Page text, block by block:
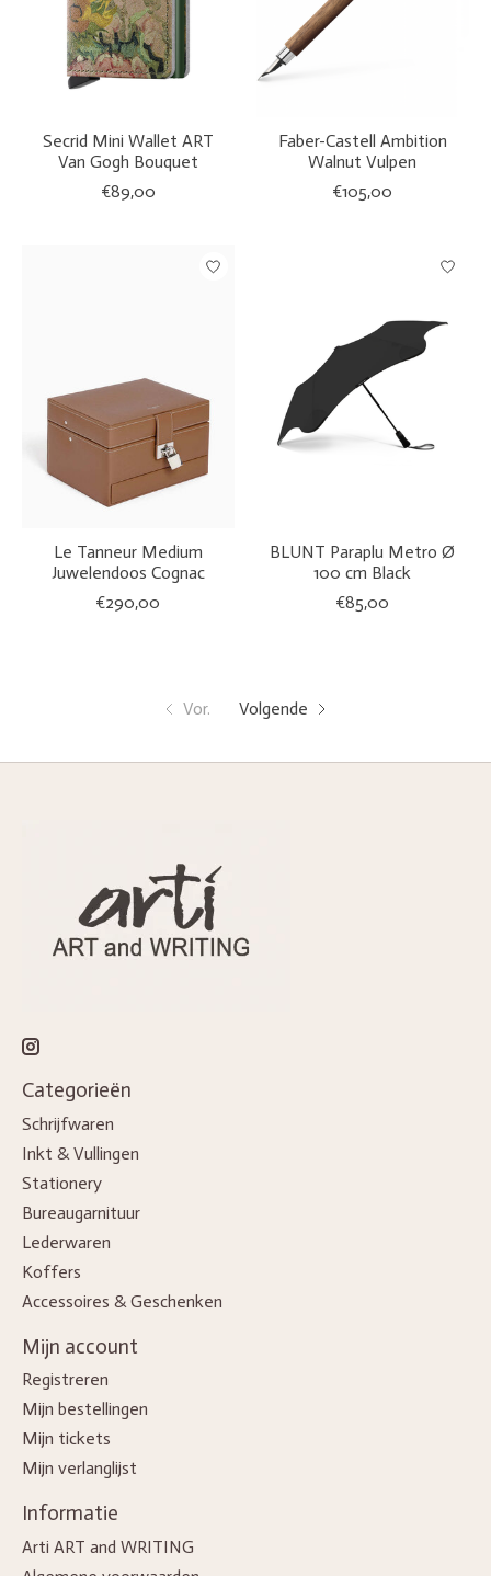
Secrid Mini Wallet ART
Van Gogh Bouquet
€89,00
Faber-Castell Ambition
Walnut Vulpen
€105,00
Le Tanneur Medium
Juwelendoos Cognac
€290,00
BLUNT Paraplu Metro Ø
100 cm Black
€85,00
Vor. Volgende
Categorieën
Schrijfwaren
Inkt & Vullingen
Stationery
Bureaugarnituur
Lederwaren
Koffers
Accessoires & Geschenken
Mijn account
Registreren
Mijn bestellingen
Mijn tickets
Mijn verlanglijst
Informatie
Arti ART and WRITING